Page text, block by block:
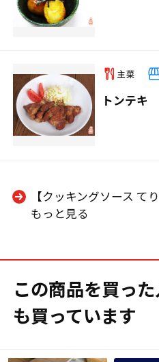
トンテキ
【クッキングソース て
もっと見る
この商品を買っ
も買っています